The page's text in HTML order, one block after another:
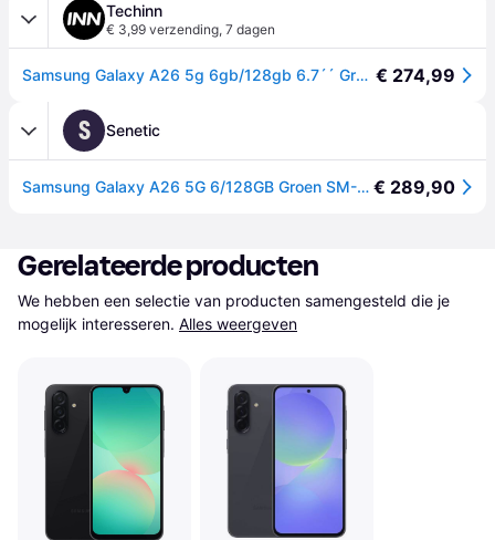
Techinn
€ 3,99 verzending, 7 dagen
Samsung Galaxy A26 5g 6gb/128gb 6.7´´ Groen € 274,99
S Senetic
Samsung Galaxy A26 5G 6/128GB Groen SM-A266BLGBEUE € 289,90
Gerelateerde producten
We hebben een selectie van producten samengesteld die je
mogelijk interesseren. Alles weergeven